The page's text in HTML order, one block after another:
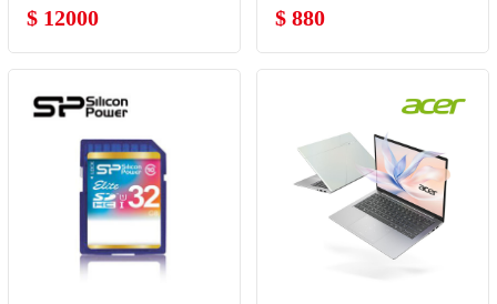
$ 12000
背板
$ 880